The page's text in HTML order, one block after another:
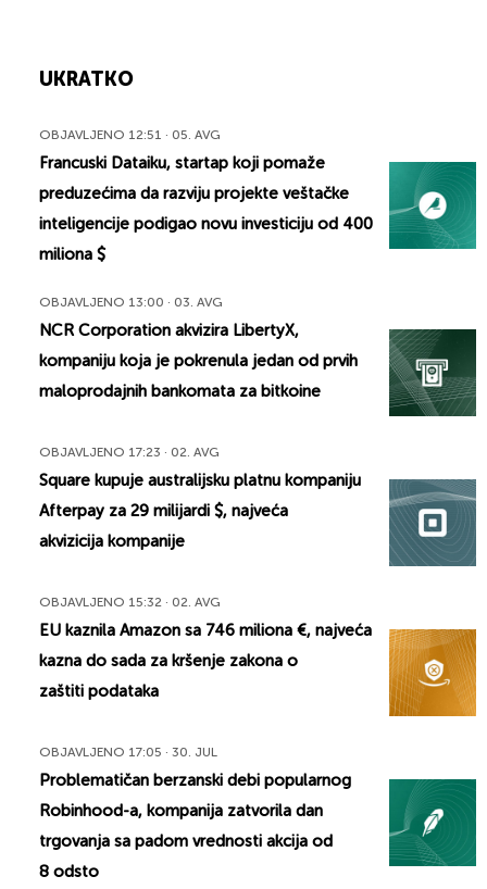
UKRATKO
OBJAVLJENO 12:51 · 05. AVG
Francuski Dataiku, startap koji pomaže
preduzećima da razviju projekte veštačke
inteligencije podigao novu investiciju od 400
miliona $
OBJAVLJENO 13:00 · 03. AVG
NCR Corporation akvizira LibertyX,
kompaniju koja je pokrenula jedan od prvih
maloprodajnih bankomata za bitkoine
OBJAVLJENO 17:23 · 02. AVG
Square kupuje australijsku platnu kompaniju
Afterpay za 29 milijardi $, najveća
akvizicija kompanije
OBJAVLJENO 15:32 · 02. AVG
EU kaznila Amazon sa 746 miliona €, najveća
kazna do sada za kršenje zakona o
zaštiti podataka
OBJAVLJENO 17:05 · 30. JUL
Problematičan berzanski debi popularnog
Robinhood-a, kompanija zatvorila dan
trgovanja sa padom vrednosti akcija od
8 odsto